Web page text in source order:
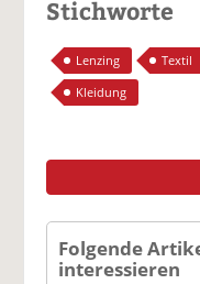
Stichworte
Lenzing Textil
Kleidung
Folgende
interessieren